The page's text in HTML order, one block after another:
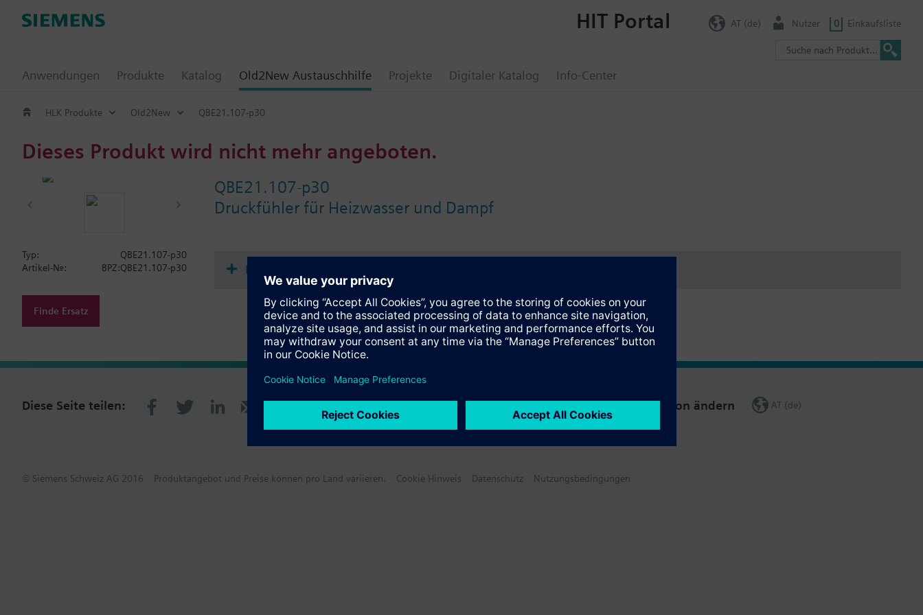
Anwendungen Produkte Katalog Old2New Austauschhilfe Projekte Digitaler Katalog Info-Center
HIT Portal AT (de) Nutzer 0 Einkaufsliste
HLK Produkte Old2New QBE21.107-p30
Dieses Produkt wird nicht mehr angeboten.
QBE21.107-p30
Druckfühler für Heizwasser und Dampf
Typ:
QBE21.107-p30
Artikel-Nr.:
BPZ:QBE21.107-p30
Finde Ersatz
Dokumente
Diese Seite teilen: Region ändern AT (de)
© Siemens Schweiz AG 2016 Produktangebot und Preise können pro Land variieren. Cookie Hinweis Datenschutz Nutzungsbedingungen